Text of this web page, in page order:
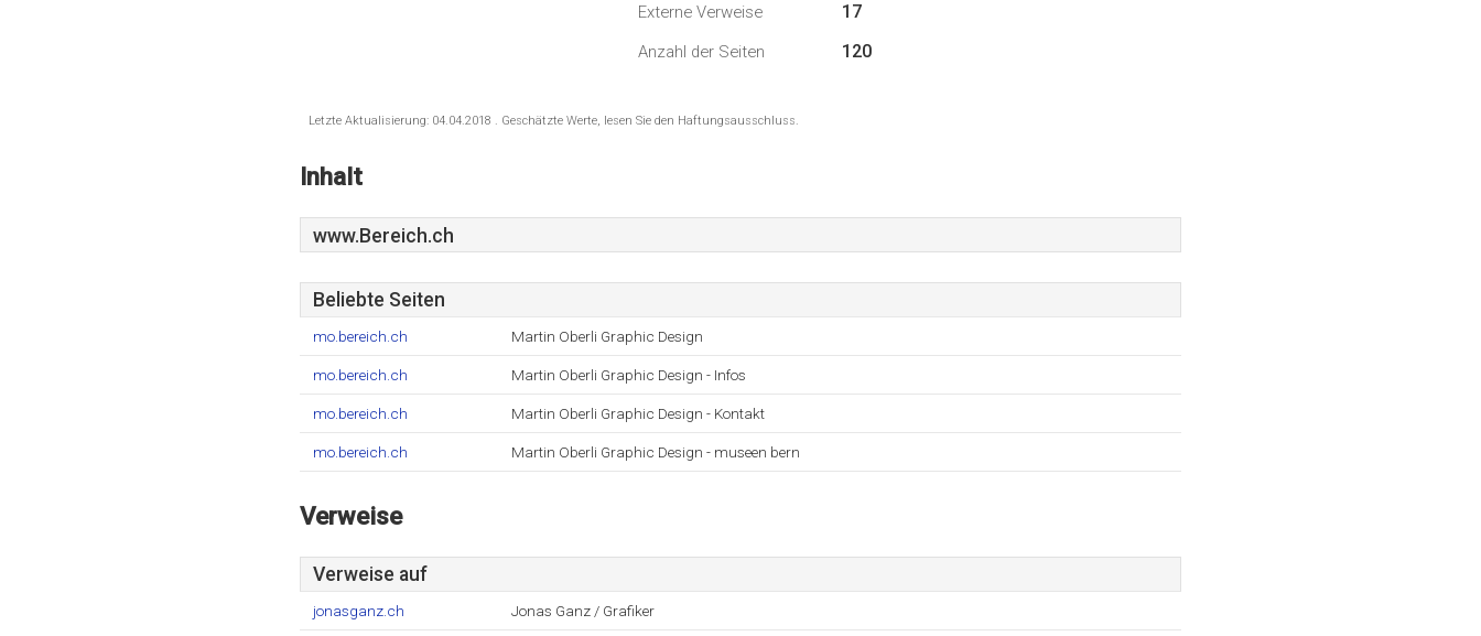
Externe Verweise 17
Anzahl der Seiten 120
Letzte Aktualisierung: 04.04.2018 . Geschätzte Werte, lesen Sie den Haftungsausschluss.
Inhalt
www.Bereich.ch
Beliebte Seiten
mo.bereich.ch Martin Oberli Graphic Design
mo.bereich.ch Martin Oberli Graphic Design - Infos
mo.bereich.ch Martin Oberli Graphic Design - Kontakt
mo.bereich.ch Martin Oberli Graphic Design - museen bern
Verweise
Verweise auf
jonasganz.ch Jonas Ganz / Grafiker